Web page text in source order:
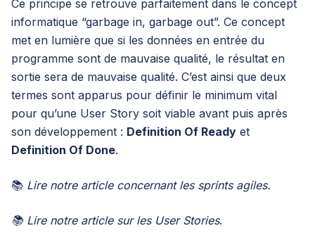
Ce principe se retrouve parfaitement dans le concept
informatique “garbage in, garbage out”. Ce concept
met en lumière que si les données en entrée du
programme sont de mauvaise qualité, le résultat en
sortie sera de mauvaise qualité. C’est ainsi que deux
termes sont apparus pour définir le minimum vital
pour qu’une User Story soit viable avant puis après
son développement : Definition Of Ready et
Definition Of Done.
📚 Lire notre article concernant les sprints agiles.
📚 Lire notre article sur les User Stories.